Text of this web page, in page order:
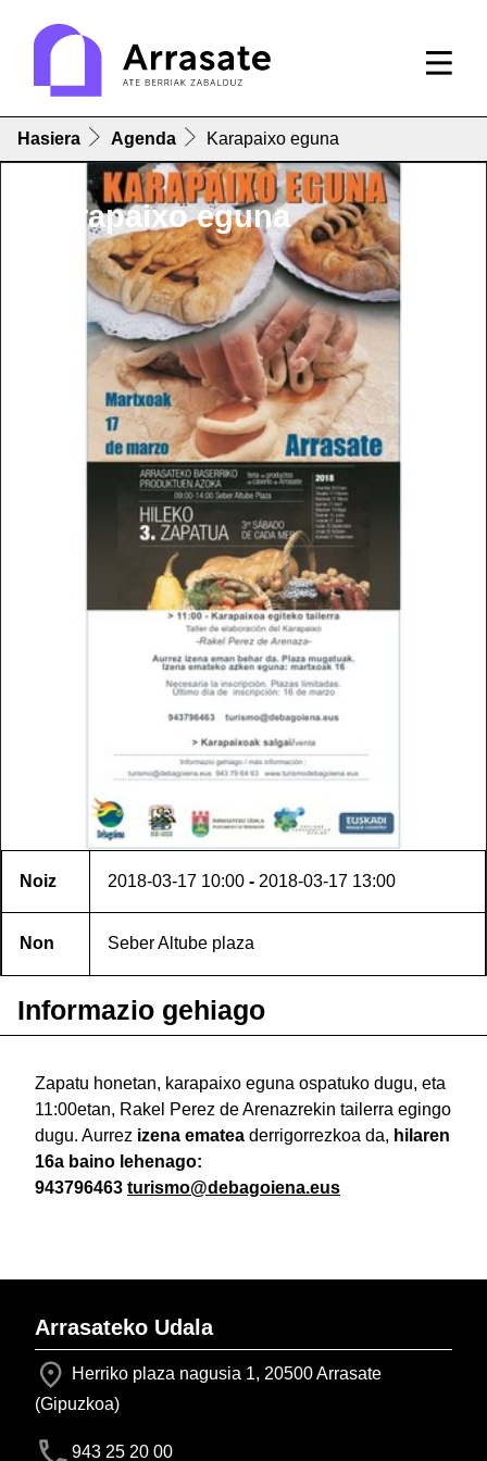
Hasiera Agenda Karapaixo eguna
Karapaixo eguna
Noiz 2018-03-17 10:00 - 2018-03-17 13:00
Non Seber Altube plaza
Informazio gehiago
Zapatu honetan, karapaixo eguna ospatuko dugu, eta
11:00etan, Rakel Perez de Arenazrekin tailerra egingo
dugu. Aurrez izena ematea derrigorrezkoa da, hilaren
16a baino lehenago:
943796463 turismo@debagoiena.eus
Arrasateko Udala
Herriko plaza nagusia 1, 20500 Arrasate
(Gipuzkoa)
943 25 20 00